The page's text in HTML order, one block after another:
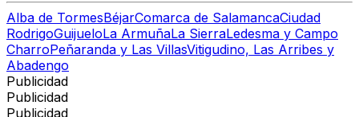
Alba de TormesBéjarComarca de SalamancaCiudad
RodrigoGuijueloLa ArmuñaLa SierraLedesma y Campo
CharroPeñaranda y Las VillasVitigudino, Las Arribes y
Abadengo
Publicidad
Publicidad
Publicidad